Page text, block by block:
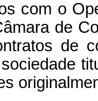
com o
de
de